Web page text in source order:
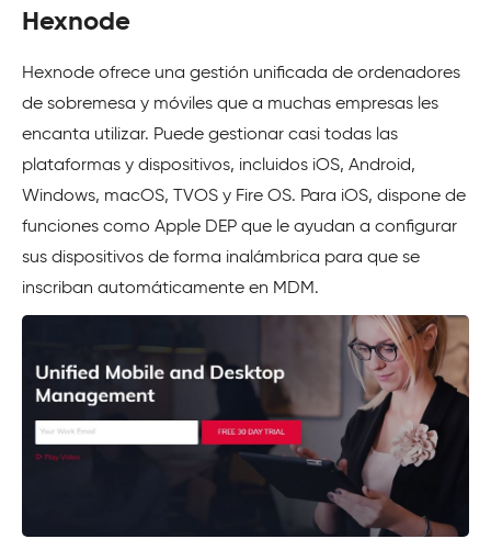
Hexnode
Hexnode ofrece una gestión unificada de ordenadores
de sobremesa y móviles que a muchas empresas les
encanta utilizar. Puede gestionar casi todas las
plataformas y dispositivos, incluidos iOS, Android,
Windows, macOS, TVOS y Fire OS. Para iOS, dispone de
funciones como Apple DEP que le ayudan a configurar
sus dispositivos de forma inalámbrica para que se
inscriban automáticamente en MDM.